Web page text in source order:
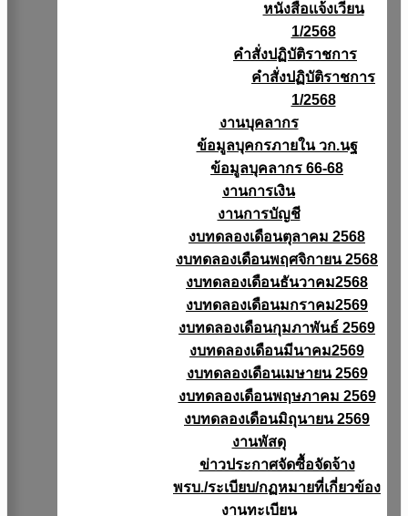
หนังสือเเจ้งเวียน
1/2568
คำสั่งปฏิบัติราชการ
คำสั่งปฏิบัติราชการ
1/2568
งานบุคลากร
ข้อมูลบุคกรภายใน วก.นฐ
ข้อมูลบุคลากร 66-68
งานการเงิน
งานการบัญชี
งบทดลองเดือนตุลาคม 2568
งบทดลองเดือนพฤศจิกายน 2568
งบทดลองเดือนธันวาคม2568
งบทดลองเดือนมกราคม2569
งบทดลองเดือนกุมภาพันธ์ 2569
งบทดลองเดือนมีนาคม2569
งบทดลองเดือนเมษายน 2569
งบทดลองเดือนพฤษภาคม 2569
งบทดลองเดือนมิถุนายน 2569
งานพัสดุ
ข่าวประกาศจัดซื้อจัดจ้าง
พรบ./ระเบียบ/กฏหมายที่เกี่ยวข้อง
งานทะเบียน